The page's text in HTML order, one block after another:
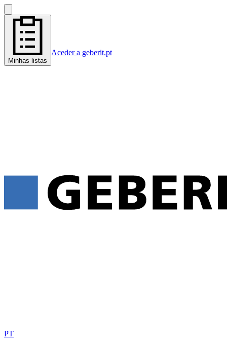
Minhas listas
Aceder a geberit.pt
PT